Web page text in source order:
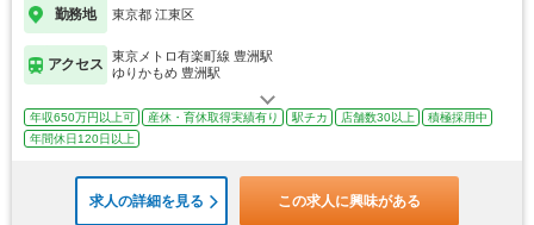
勤務地 東京都 江東区
アクセス
東京メトロ有楽町線 豊洲駅
ゆりかもめ 豊洲駅
年収650万円以上可 産休・育休取得実績有り 駅チカ 店舗数30以上
積極採用中
年間休日120日以上
求人の詳細を見る この求人に興味がある